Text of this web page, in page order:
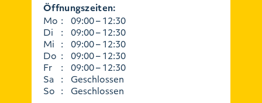
Öffnungszeiten:
Mo :
09:00 – 12:30
Di
:
09:00 – 12:30
Mi :
09:00 – 12:30
Do :
09:00 – 12:30
Fr
:
09:00 – 12:30
Sa :
Geschlossen
So : Geschlossen